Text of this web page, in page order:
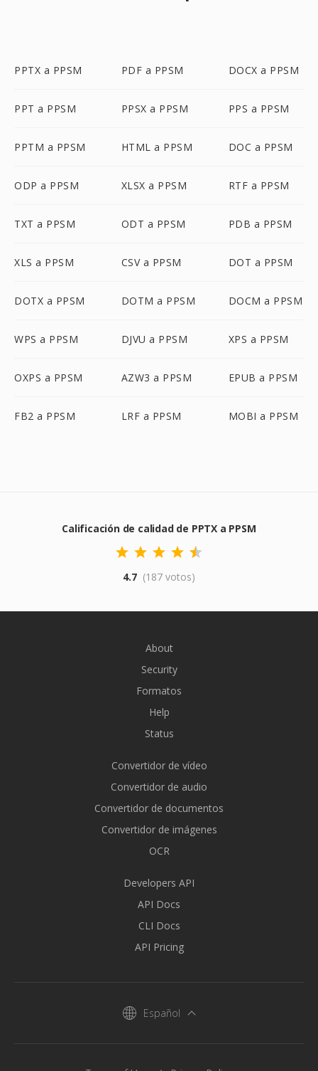
PPTX a PPSM PDF a PPSM DOCX a PPSM
PPT a PPSM PPSX a PPSM PPS a PPSM
PPTM a PPSM HTML a PPSM DOC a PPSM
ODP a PPSM XLSX a PPSM RTF a PPSM
TXT a PPSM ODT a PPSM PDB a PPSM
XLS a PPSM CSV a PPSM DOT a PPSM
DOTX a PPSM DOTM a PPSM DOCM a PPSM
WPS a PPSM DJVU a PPSM XPS a PPSM
OXPS a PPSM AZW3 a PPSM EPUB a PPSM
FB2 a PPSM LRF a PPSM MOBI a PPSM
Calificación de calidad de PPTX a PPSM
4.7 (187 votos)
About
Security
Formatos
Help
Status
Convertidor de vídeo
Convertidor de audio
Convertidor de documentos
Convertidor de imágenes
OCR
Developers API
API Docs
CLI Docs
API Pricing
Español